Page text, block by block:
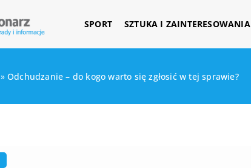
SPORT SZTUKA I ZAINTERESOWANIA
»Odchudzanie – do kogo warto się zgłosić w tej sprawie?